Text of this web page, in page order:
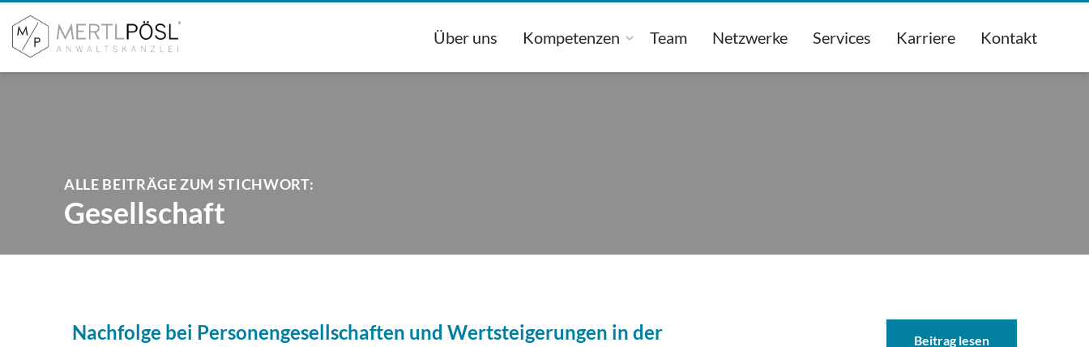
Über uns Kompetenzen Team Netzwerke Services Karriere Kontakt
ALLE BEITRÄGE ZUM STICHWORT:
Gesellschaft
Nachfolge bei Personengesellschaften und Wertsteigerungen in der
Beitrag lesen